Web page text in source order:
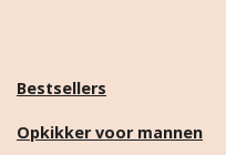
Bestsellers
Opkikker voor mannen